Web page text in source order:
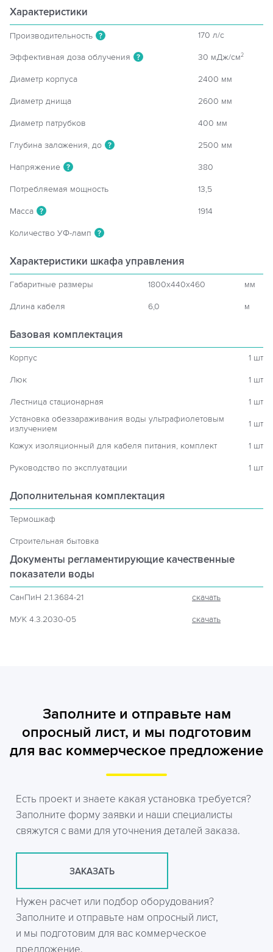
Характеристики
Производительность ? 170 л/c
Эффективная доза облучения ? 30 мДж/см2
Диаметр корпуса 2400 мм
Диаметр днища 2600 мм
Диаметр патрубков 400 мм
Глубина заложения, до ? 2500 мм
Напряжение ? 380
Потребляемая мощность 13,5
Масса ? 1914
Количество УФ-ламп ?
Характеристики шкафа управления
Габаритные размеры 1800x440x460 мм
Длина кабеля 6,0 м
Базовая комплектация
Корпус 1 шт
Люк 1 шт
Лестница стационарная
1 шт
Установка обеззараживания воды ультрафиолетовым
излучением
1 шт
Кожух изоляционный для кабеля питания, комплект 1 шт
Руководство по эксплуатации 1 шт
Дополнительная комплектация
Термошкаф
Строительная бытовка
Документы регламентирующие качественные
показатели воды
СанПиН 2.1.3684-21 скачать
МУК 4.3.2030-05 скачать
Заполните и отправьте нам
опросный лист, и мы подготовим
для вас коммерческое предложение
Есть проект и знаете какая установка требуется?
Заполните форму заявки и наши специалисты
свяжутся с вами для уточнения деталей заказа.
ЗАКАЗАТЬ
Нужен расчет или подбор оборудования?
Заполните и отправьте нам опросный лист,
и мы подготовим для вас коммерческое
предложение.